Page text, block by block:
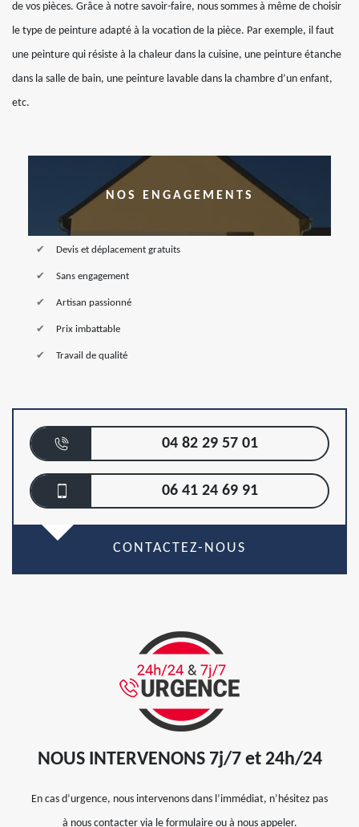
de vos pièces. Grâce à notre savoir-faire, nous sommes à même de choisir
le type de peinture adapté à la vocation de la pièce. Par exemple, il faut
une peinture qui résiste à la chaleur dans la cuisine, une peinture étanche
dans la salle de bain, une peinture lavable dans la chambre d’un enfant,
etc.
NOS ENGAGEMENTS
Devis et déplacement gratuits
Sans engagement
Artisan passionné
Prix imbattable
Travail de qualité
04 82 29 57 01
06 41 24 69 91
CONTACTEZ-NOUS
NOUS INTERVENONS 7j/7 et 24h/24
En cas d’urgence, nous intervenons dans l’immédiat, n’hésitez pas
à nous contacter via le formulaire ou à nous appeler.